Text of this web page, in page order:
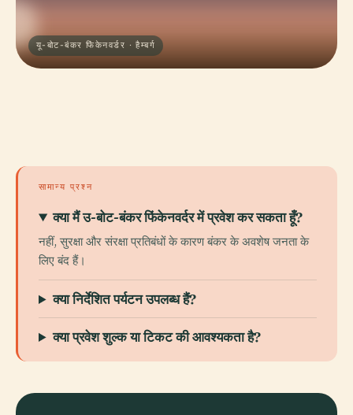
यू-बोट-बंकर फिंकेनवर्डर · हैम्बर्ग
सामान्य प्रश्न
क्या मैं उ-बोट-बंकर फिंकेनवर्दर में प्रवेश कर सकता हूँ?
नहीं, सुरक्षा और संरक्षा प्रतिबंधों के कारण बंकर के अवशेष जनता के
लिए बंद हैं।
क्या निर्देशित पर्यटन उपलब्ध हैं?
क्या प्रवेश शुल्क या टिकट की आवश्यकता है?